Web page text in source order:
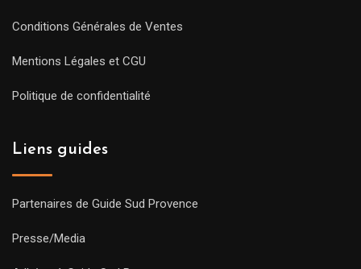
Conditions Générales de Ventes
Mentions Légales et CGU
Politique de confidentialité
Liens guides
Partenaires de Guide Sud Provence
Presse/Media